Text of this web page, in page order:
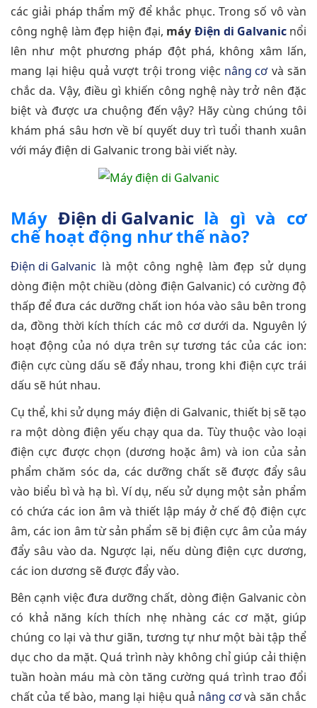
các giải pháp thẩm mỹ để khắc phục. Trong số vô vàn
công nghệ làm đẹp hiện đại, máy Điện di Galvanicnổi
lên như một phương pháp đột phá, không xâm lấn,
mang lại hiệu quả vượt trội trong việc nâng cơvà săn
chắc da. Vậy, điều gì khiến công nghệ này trở nên đặc
biệt và được ưa chuộng đến vậy? Hãy cùng chúng tôi
khám phá sâu hơn về bí quyết duy trì tuổi thanh xuân
với máy điện di Galvanic trong bài viết này.
Máy Điện di Galvaniclà gì và cơ
chế hoạt động như thế nào?
Điện di Galvanic là một công nghệ làm đẹp sử dụng
dòng điện một chiều (dòng điện Galvanic) có cường độ
thấp để đưa các dưỡng chất ion hóa vào sâu bên trong
da, đồng thời kích thích các mô cơ dưới da. Nguyên lý
hoạt động của nó dựa trên sự tương tác của các ion:
điện cực cùng dấu sẽ đẩy nhau, trong khi điện cực trái
dấu sẽ hút nhau.
Cụ thể, khi sử dụng máy điện di Galvanic, thiết bị sẽ tạo
ra một dòng điện yếu chạy qua da. Tùy thuộc vào loại
điện cực được chọn (dương hoặc âm) và ion của sản
phẩm chăm sóc da, các dưỡng chất sẽ được đẩy sâu
vào biểu bì và hạ bì. Ví dụ, nếu sử dụng một sản phẩm
có chứa các ion âm và thiết lập máy ở chế độ điện cực
âm, các ion âm từ sản phẩm sẽ bị điện cực âm của máy
đẩy sâu vào da. Ngược lại, nếu dùng điện cực dương,
các ion dương sẽ được đẩy vào.
Bên cạnh việc đưa dưỡng chất, dòng điện Galvanic còn
có khả năng kích thích nhẹ nhàng các cơ mặt, giúp
chúng co lại và thư giãn, tương tự như một bài tập thể
dục cho da mặt. Quá trình này không chỉ giúp cải thiện
tuần hoàn máu mà còn tăng cường quá trình trao đổi
chất của tế bào, mang lại hiệu quả nâng cơvà săn chắc